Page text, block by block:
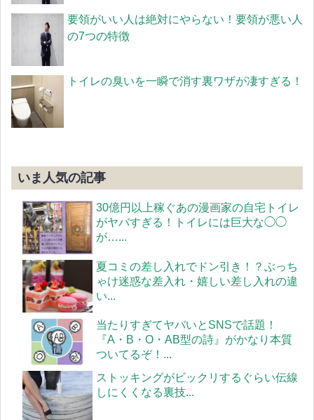
要領がいい人は絶対にやらない！要領が悪い人
の7つの特徴
トイレの臭いを一瞬で消す裏ワザが凄すぎる！
いま人気の記事
30億円以上稼ぐあの漫画家の自宅トイレ
がヤバすぎる！トイレには巨大な◯◯
が…...
夏コミの差し入れでドン引き！？ぶっち
ゃけ迷惑な差入れ・嬉しい差し入れの違
い...
当たりすぎてヤバいとSNSで話題！
『A・B・O・AB型の詩』がかなり本質
ついてるぞ！...
ストッキングがビックリするぐらい伝線
しにくくなる裏技...